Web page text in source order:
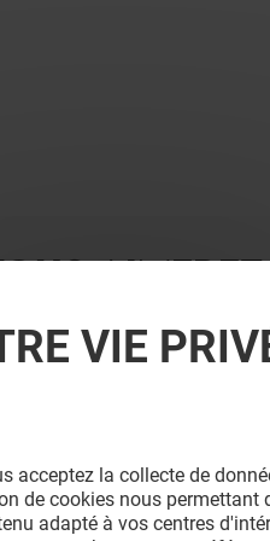
AIMEREZ
VIE
acceptez la collecte de
de cookies nous permettant
adapté à vos centres